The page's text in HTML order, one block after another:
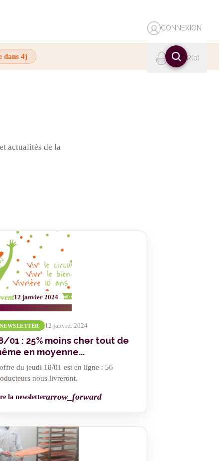
CONNEXION
PANIER 0
dans 4j
actualités de la
12 janvier 2024
12 janvier 2024
01 : 25% moins cher tout de
en moyenne...
du jeudi 18/01 est en ligne : 56
nous livreront.
la newsletterarrow_forward